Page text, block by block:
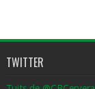
TWITTER